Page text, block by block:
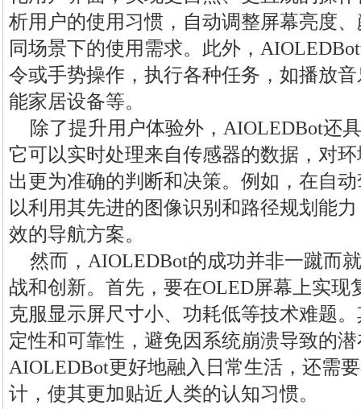
析用户的使用习惯，自动调整屏幕亮度
同场景下的使用需求。此外，
令或手势操作，执行各种任务，如播放
能家居设备等。
除了提升用户体验外，AIOLEDBot还
它可以实时处理来自传感器的数据，对
出更为准确的判断和决策。例如，在自
以利用其先进的图像识别和路径规划能
效的导航方案。
然而，AIOLEDBot的成功并非一蹴而
战和创新。首先，要在OLED屏幕上实现
克服显示屏尺寸小、功耗低等技术难题
定性和可靠性，避免因系统崩溃导致的
AIOLEDBot更好地融入日常生活，还需
计，使其更加贴近人类的认知习惯。